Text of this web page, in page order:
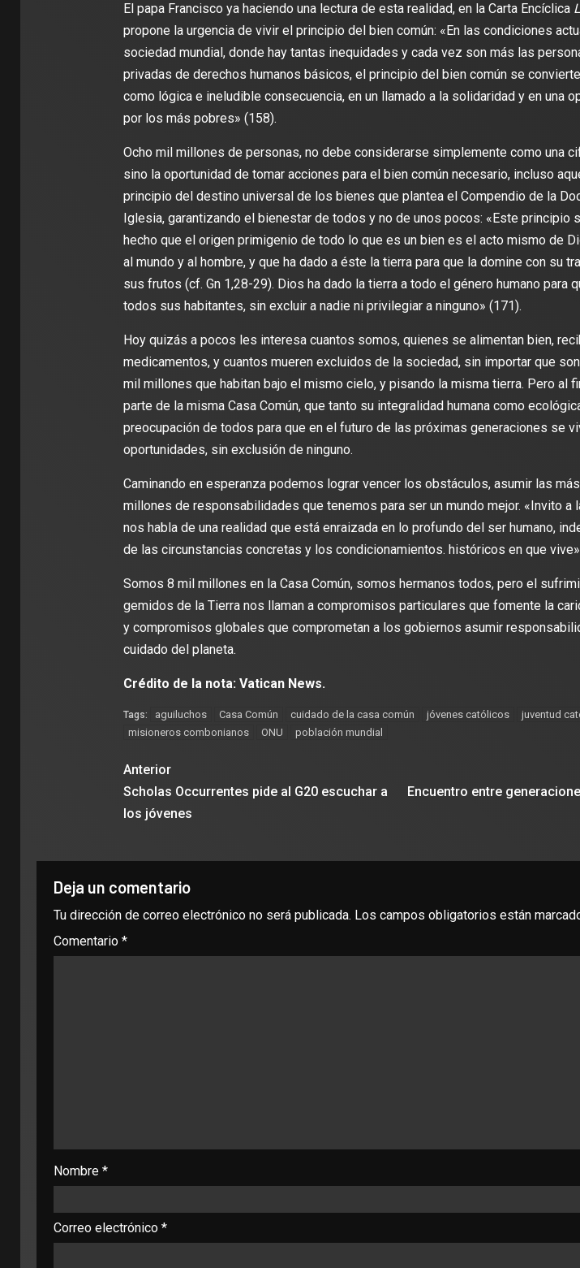
El papa Francisco ya haciendo una lectura de esta realidad, en la Carta Encíclica
propone la urgencia de vivir el principio del bien común: «En las condiciones
sociedad mundial, donde hay tantas inequidades y cada vez son más las
privadas de derechos humanos básicos, el principio del bien común se
como lógica e ineludible consecuencia, en un llamado a la solidaridad y en una
por los más pobres» (158).
Ocho mil millones de personas, no debe considerarse simplemente como una
sino la oportunidad de tomar acciones para el bien común necesario, incluso
principio del destino universal de los bienes que plantea el Compendio de la
Iglesia, garantizando el bienestar de todos y no de unos pocos: «Este principio
hecho que el origen primigenio de todo lo que es un bien es el acto mismo de
al mundo y al hombre, y que ha dado a éste la tierra para que la domine con su
sus frutos (cf. Gn 1,28-29). Dios ha dado la tierra a todo el género humano para
todos sus habitantes, sin excluir a nadie ni privilegiar a ninguno» (171).
Hoy quizás a pocos les interesa cuantos somos, quienes se alimentan bien,
medicamentos, y cuantos mueren excluidos de la sociedad, sin importar que
mil millones que habitan bajo el mismo cielo, y pisando la misma tierra. Pero al
parte de la misma Casa Común, que tanto su integralidad humana como
preocupación de todos para que en el futuro de las próximas generaciones se
oportunidades, sin exclusión de ninguno.
Caminando en esperanza podemos lograr vencer los obstáculos, asumir las
millones de responsabilidades que tenemos para ser un mundo mejor. «Invito a
nos habla de una realidad que está enraizada en lo profundo del ser humano,
de las circunstancias concretas y los condicionamientos. históricos en que
Somos 8 mil millones en la Casa Común, somos hermanos todos, pero el
gemidos de la Tierra nos llaman a compromisos particulares que fomente la
y compromisos globales que comprometan a los gobiernos asumir
cuidado del planeta.
Crédito de la nota: Vatican News.
Tags: aguiluchos Casa Común cuidado de la casa común jóvenes católicos
juventud
misioneros combonianos
ONU población mundial
Anterior
Scholas Occurrentes pide al G20 escuchar a
los jóvenes
Encuentro entre
Deja un comentario
Tu dirección de correo electrónico no será publicada. Los campos obligatorios están
Comentario *
Nombre *
Correo electrónico *